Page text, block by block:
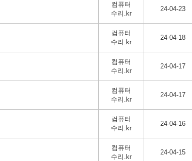
컴퓨터
수리.kr
24-04-23
컴퓨터
수리.kr
24-04-18
컴퓨터
수리.kr
24-04-17
컴퓨터
수리.kr
24-04-17
컴퓨터
수리.kr
24-04-16
컴퓨터
수리.kr
24-04-15